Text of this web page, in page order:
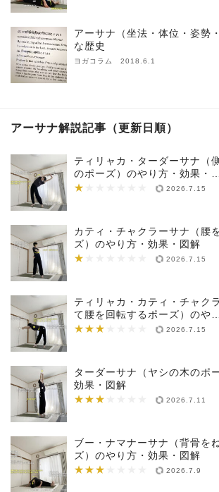
アーサナ（坐法・体位・姿勢
な歴史
ヨガコラム 2018.6.1
アーサナ解説記事（更新日順）
ティリャカ・ターダーサナ（
のポーズ）のやり方・効果・…
★
★★★★★★★ 2026.7.15
カティ・チャクラーサナ（腰
ズ）のやり方・効果・図解
★
★★★★★★★ 2026.7.15
ティリャカ・カティ・チャク
て腰を回転するポーズ）のや…
★★★
★★★★★★★ 2026.7.15
ターダーサナ（ヤシの木のポ
効果・図解
★★★
★★★★★★★ 2026.7.11
ブー・ナマナーサナ（背骨を
ズ）のやり方・効果・図解
★★★
★★★★★★★ 2026.7.9